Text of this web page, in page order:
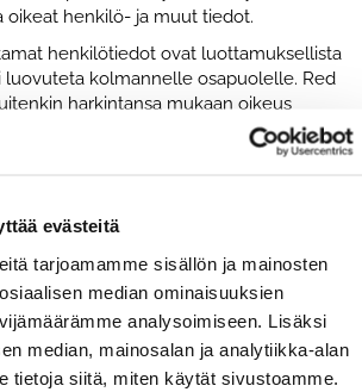
evästeitä
tarjoamamme sisällön ja mainosten
median ominaisuuksien
analysoimiseen. Lisäksi
median, mainosalan ja analytiikka-alan
tietoja siitä, miten käytät sivustoamme.
oikeat henkilö- ja muut tiedot.
henkilötiedot ovat luottamuksellista
luovuteta kolmannelle osapuolelle. Red
harkintansa mukaan oikeus
ja yhteystiedot poliisi- tai muulle
Tiedot voidaan luovuttaa vain siinä
henkilötietoja, kun täytät
ja luot kanta-asiakkuuden, ostat
liikuntapalveluihimme, esim. liityt
käyt SUP-lautailemassa tai aloitat
Henkilötietoja kerätään myös, kun
ryhmäliikunnassa tai avaa